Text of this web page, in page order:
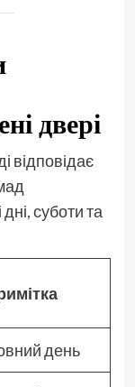
двері
відповідає
суботи та
день